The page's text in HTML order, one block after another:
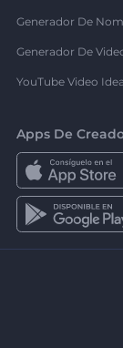
Generador De
Generador De
YouTube Video
Apps De